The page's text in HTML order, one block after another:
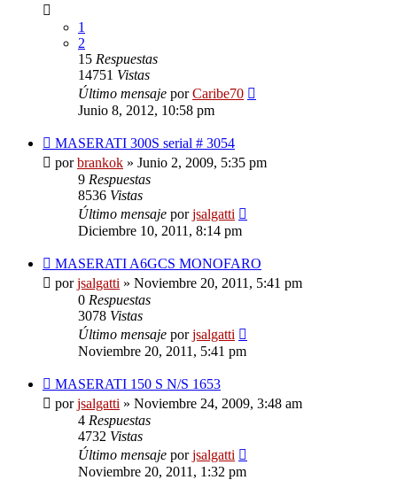
1
2
15 Respuestas
14751 Vistas
Último mensaje porCaribe70
Junio 8, 2012, 10:58 pm
MASERATI 300S serial # 3054
porbrankok » Junio 2, 2009, 5:35 pm
9 Respuestas
8536 Vistas
Último mensaje porjsalgatti
Diciembre 10, 2011, 8:14 pm
MASERATI A6GCS MONOFARO
porjsalgatti » Noviembre 20, 2011, 5:41 pm
0 Respuestas
3078 Vistas
Último mensaje porjsalgatti
Noviembre 20, 2011, 5:41 pm
MASERATI 150 S N/S 1653
porjsalgatti » Noviembre 24, 2009, 3:48 am
4 Respuestas
4732 Vistas
Último mensaje porjsalgatti
Noviembre 20, 2011, 1:32 pm